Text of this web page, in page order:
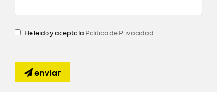
He leído y acepto la Política de Privacidad
enviar